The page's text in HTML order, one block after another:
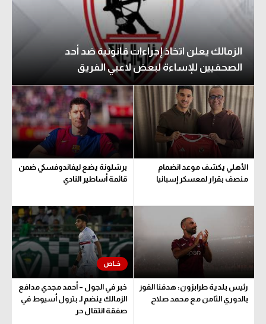
الزمالك يعلن اتخاذ إجراءات قانونية ضد أحد
الصحفيين للإساءة لبعض لاعبي الفريق
الأهلي يكشف موعد انضمام
منصف بقرار لمعسكر إسبانيا
برشلونة يضع ليفاندوفسكي ضمن
قائمة أساطير النادي
رئيس بلدية طرابزون: هدفنا الفوز
بالدوري الثامن مع محمد صلاح
خبر في الجول – أحمد مجدي مدافع
الزمالك ينضم لـ بترول أسيوط في
صفقة انتقال حر